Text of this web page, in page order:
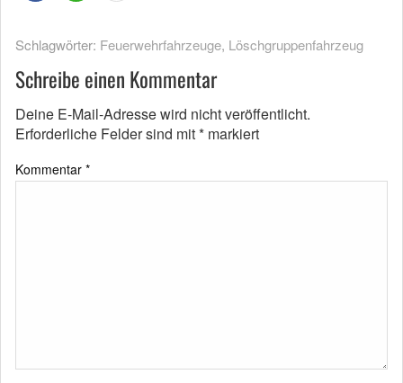
Schlagwörter: Feuerwehrfahrzeuge, Löschgruppenfahrzeug
Schreibe einen Kommentar
Deine E-Mail-Adresse wird nicht veröffentlicht.
Erforderliche Felder sind mit* markiert
Kommentar *